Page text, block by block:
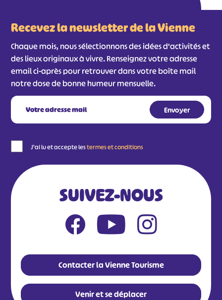
Recevez la newsletter de la Vienne
Chaque mois, nous sélectionnons des idées d'activités et
des lieux originaux à vivre. Renseignez votre adresse
email ci-après pour retrouver dans votre boîte mail
notre dose de bonne humeur mensuelle.
J'ai lu et accepte lestermes et conditions
SUIVEZ-NOUS
Contacter la Vienne Tourisme
Venir et se déplacer
# # #
#